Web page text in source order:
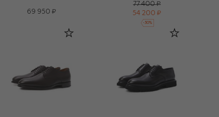
69 950 ₽
77 400 ₽
54 200 ₽
-30%